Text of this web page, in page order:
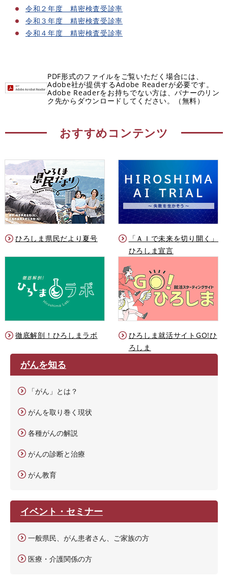
令和２年度 精密検査受診率
令和３年度 精密検査受診率
令和４年度 精密検査受診率
PDF形式のファイルをご覧いただく場合には、
Adobe社が提供するAdobe Readerが必要です。
Adobe Readerをお持ちでない方は、バナーのリン
ク先からダウンロードしてください。（無料）
おすすめコンテンツ
ひろしま県民だより夏号
「ＡＩで未来を切り開く」
ひろしま宣言
徹底解剖！ひろしまラボ
ひろしま就活サイトGO!ひ
ろしま
がんを知る
「がん」とは？
がんを取り巻く現状
各種がんの解説
がんの診断と治療
がん教育
イベント・セミナー
一般県民、がん患者さん、ご家族の方
医療・介護関係の方